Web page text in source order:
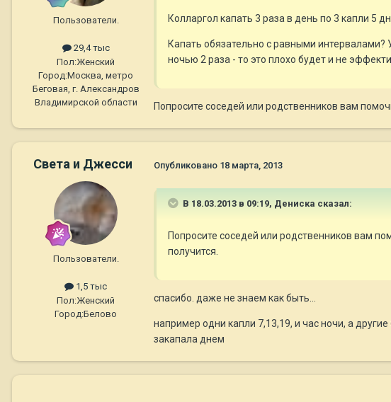
Пользователи.
29,4 тыс
Пол:Женский
Город:Москва, метро
Беговая, г. Александров
Владимирской области
Колларгол капать 3 раза в день по 3 капли 5
Капать обязательно с равными интервалами?
ночью 2 раза - то это плохо будет и не
Попросите соседей или родственников вам
Света и Джесси
Пользователи.
1,5 тыс
Пол:Женский
Город:Белово
Опубликовано 18 марта, 2013
В 18.03.2013 в 09:19, Дениска сказал:
Попросите соседей или родственников вам
получится.
спасибо. даже не знаем как быть...
например одни капли 7,13,19, и час ночи, а
закапала днем